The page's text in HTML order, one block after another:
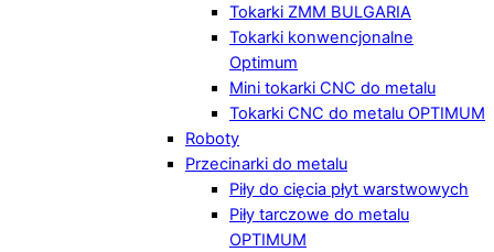
Tokarki ZMM BULGARIA
Tokarki konwencjonalne
Optimum
Mini tokarki CNC do metalu
Tokarki CNC do metalu OPTIMUM
Roboty
Przecinarki do metalu
Piły do cięcia płyt warstwowych
Piły tarczowe do metalu
OPTIMUM